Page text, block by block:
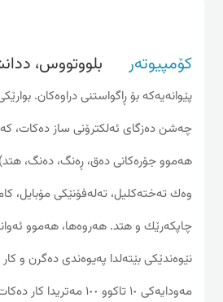
کۆمپیوتەر بلووتووس،
پێوانه‌یه‌كه بۆ ڕاگواستنی دراوه‌کان.
چه‌شن ده‌زگای ئه‌لكترۆنی ساز ده‌كات، كه‌
هه‌موو جۆره‌كانی ده‌ق، ڕه‌نگ، ده‌نگ،
وه‌ك ته‌خته‌كلیل، ته‌له‌فۆنێكی مۆبایل،
چاپكه‌رێك و هتد. هه‌روه‌ها، هه‌موو
نێوه‌ندێكی بێته‌لدا په‌یوه‌ندی ده‌گرن و
مه‌ودایه‌كی ١٠ تاكوو ١٠٠